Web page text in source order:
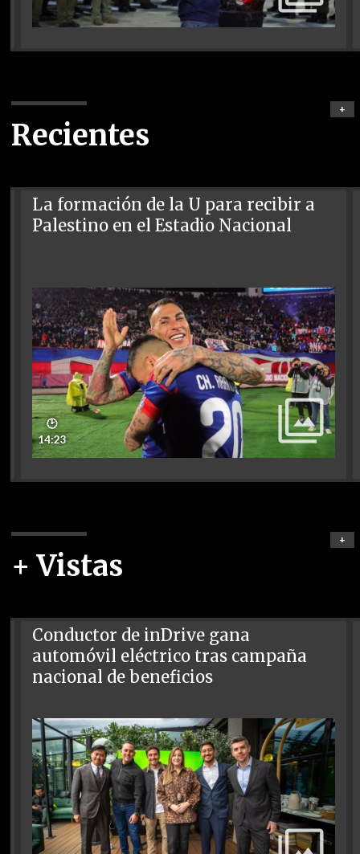
Recientes
+
La formación de la U para recibir a
Palestino en el Estadio Nacional
🕑
14:23
+ Vistas
+
Conductor de inDrive gana
automóvil eléctrico tras campaña
nacional de beneficios